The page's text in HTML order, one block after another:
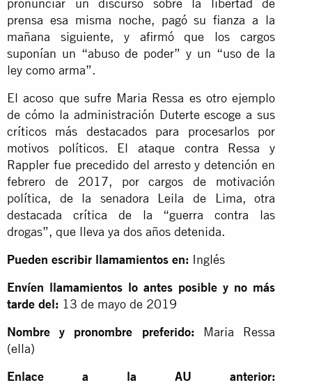
prensa esa misma noche, pagó su fianza a la
mañana siguiente, y afirmó que los cargos
suponían un “abuso de poder” y un “uso de la
ley como arma”.
El acoso que sufre Maria Ressa es otro ejemplo
de cómo la administración Duterte escoge a sus
críticos más destacados para procesarlos por
motivos políticos. El ataque contra Ressa y
Rappler fue precedido del arresto y detención en
febrero de 2017, por cargos de motivación
política, de la senadora Leila de Lima, otra
destacada crítica de la “guerra contra las
drogas”, que lleva ya dos años detenida.
Pueden escribir llamamientos en: Inglés
Envíen llamamientos lo antes posible y no más
tarde del: 13 de mayo de 2019
Nombre y pronombre preferido: Maria Ressa
(ella)
Enlace a la AU anterior: